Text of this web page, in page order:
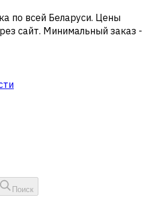
по всей Беларуси. Цены
сайт. Минимальный заказ -
Поиск